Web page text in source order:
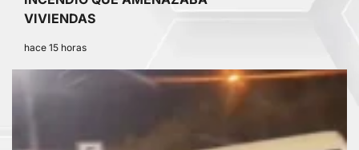
VIVIENDAS
hace 15 horas
4